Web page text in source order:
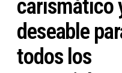
carismático
deseable
todos los